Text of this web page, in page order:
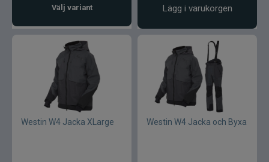
Välj variant Lägg i varukorgen
Westin W4 Jacka XLarge Westin W4 Jacka och Byxa